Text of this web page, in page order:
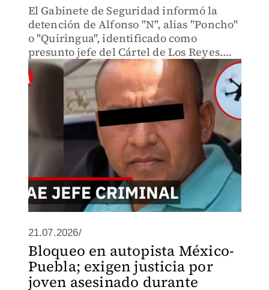
El Gabinete de Seguridad informó la
detención de Alfonso "N", alias "Poncho"
o "Quiringua", identificado como
presunto jefe del Cártel de Los Reyes.
Tras su captura se registraron bloqueos
carreteros en Michoacán.
21.07.2026/
Bloqueo en autopista México-
Puebla; exigen justicia por
joven asesinado durante